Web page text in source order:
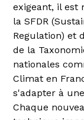
exigeant, il est
la SFDR
Regulation) et
de la
nationales
Climat en
s'adapter à
Chaque